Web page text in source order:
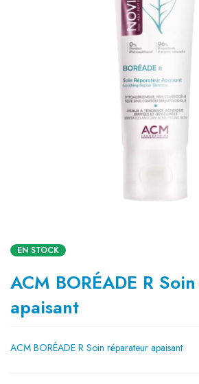
EN STOCK
ACM BORÉADE R
apaisant
ACM BORÉADE R Soin réparateur apaisant